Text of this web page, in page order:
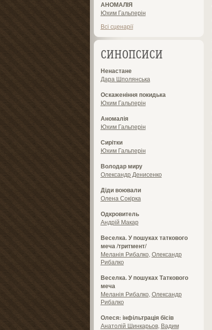
АНОМАЛІЯ
Юхим Гальперін
Всі сценарії
СИНОПСИСИ
Ненастане
Дара Шполянська
Оскаженіння покидька
Юхим Гальперін
Аномалія
Юхим Гальперін
Сирітки
Юхим Гальперін
Володар миру
Олександр Денисенко
Діди воювали
Олена Сокірка
Одкровитель
Андрій Макар
Веселка. У пошуках таткового
меча /тритмент/
Меланія Рибалко Олександр
Рибалко
Веселка. У пошуках Таткового
меча
Меланія Рибалко Олександр
Рибалко
Олеся: інфільтрація бісів
Анатолій Шинкарьов, Вадим